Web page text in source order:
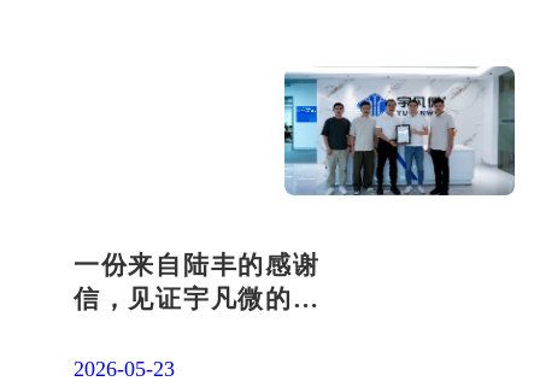
一份来自陆丰的感谢
信，见证宇凡微的社
2026-05-23